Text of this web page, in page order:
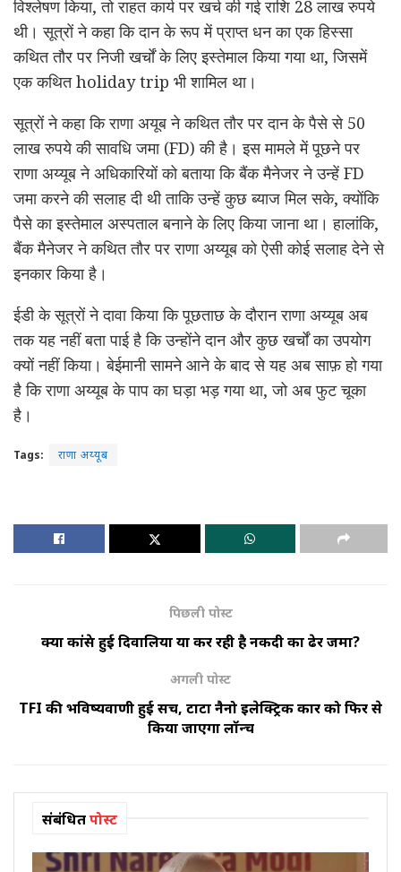
विश्लेषण किया, तो राहत कार्य पर खर्च की गई राशि 28 लाख रुपये
थी। सूत्रों ने कहा कि दान के रूप में प्राप्त धन का एक हिस्सा
कथित तौर पर निजी खर्चों के लिए इस्तेमाल किया गया था, जिसमें
एक कथित holiday trip भी शामिल था।
सूत्रों ने कहा कि राणा अयूब ने कथित तौर पर दान के पैसे से 50
लाख रुपये की सावधि जमा (FD) की है। इस मामले में पूछने पर
राणा अय्यूब ने अधिकारियों को बताया कि बैंक मैनेजर ने उन्हें FD
जमा करने की सलाह दी थी ताकि उन्हें कुछ ब्याज मिल सके, क्योंकि
पैसे का इस्तेमाल अस्पताल बनाने के लिए किया जाना था। हालांकि,
बैंक मैनेजर ने कथित तौर पर राणा अय्यूब को ऐसी कोई सलाह देने से
इनकार किया है।
ईडी के सूत्रों ने दावा किया कि पूछताछ के दौरान राणा अय्यूब अब
तक यह नहीं बता पाई है कि उन्होंने दान और कुछ खर्चों का उपयोग
क्यों नहीं किया। बेईमानी सामने आने के बाद से यह अब साफ़ हो गया
है कि राणा अय्यूब के पाप का घड़ा भड़ गया था, जो अब फुट चूका
है।
Tags: राणा अय्यूब
पिछली पोस्ट
क्या कांग्रेस हुई दिवालिया या कर रही है नकदी का ढेर जमा?
अगली पोस्ट
TFI की भविष्यवाणी हुई सच, टाटा नैनो इलेक्ट्रिक कार को फिर से
किया जाएगा लॉन्च
संबंधितपोस्ट